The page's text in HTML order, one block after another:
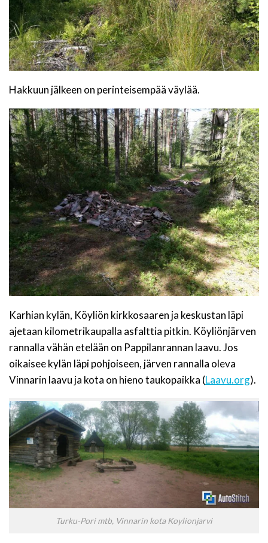
Hakkuun jälkeen on perinteisempää väylää.
Karhian kylän, Köyliön kirkkosaaren ja keskustan läpi
ajetaan kilometrikaupalla asfalttia pitkin. Köyliönjärven
rannalla vähän etelään on Pappilanrannan laavu. Jos
oikaisee kylän läpi pohjoiseen, järven rannalla oleva
Vinnarin laavu ja kota on hieno taukopaikka (Laavu.org).
Turku-Pori mtb, Vinnarin kota Koylionjarvi